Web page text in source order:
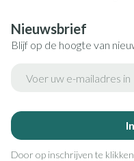
Nieuwsbrief
Blijf op de hoogte van
Door op inschrijven te